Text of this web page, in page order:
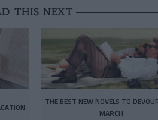
THIS NEXT
THE BEST NEW NOVELS TO
MARCH